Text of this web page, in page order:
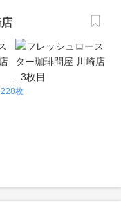
228枚